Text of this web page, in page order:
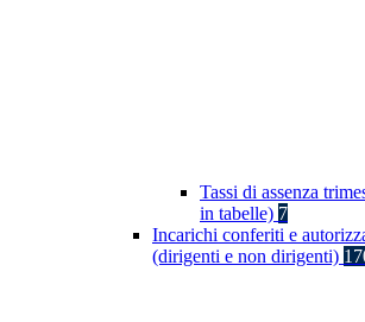
Tassi di assenza
in tabelle) 7
Incarichi conferiti e
(dirigenti e non dirigenti)